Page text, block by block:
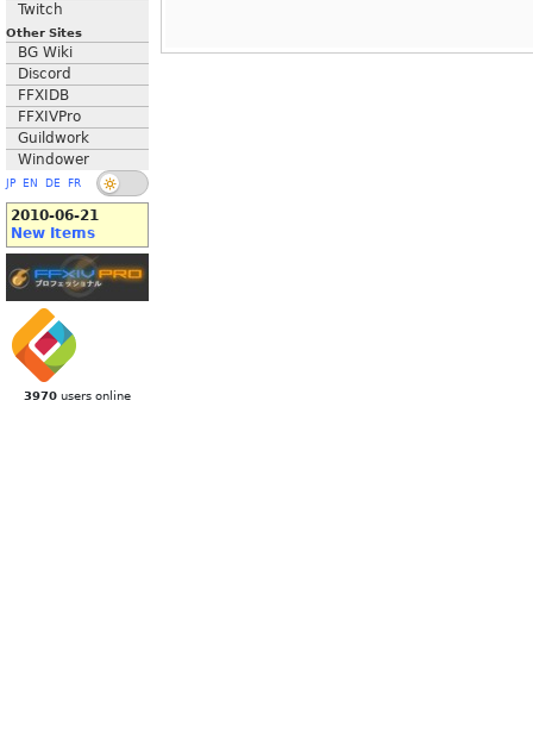
Twitch
Other Sites
BG Wiki
Discord
FFXIDB
FFXIVPro
Guildwork
Windower
JP EN DE FR
2010-06-21
New Items
3970 users online